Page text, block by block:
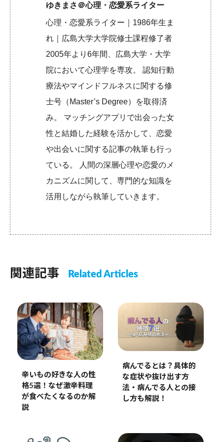
ゆきまさ＠心理・恋愛系ライター
心理・恋愛系ライター｜1986年生ま
れ｜広島大学大学院修士課程修了者
2005年より6年間、広島大学・大学
院において心理学を専攻。 認知行動
療法やマインドフルネスに関する修
士号（Master’s Degree）を取得済
み。 マッチングアプリで出会った女
性と結婚した経験を活かして、恋愛
や出会いに関する記事の執筆も行っ
ている。 人間の深層心理や恋愛のメ
カニズムに関して、専門的な知識を
活用しながら執筆していきます。
関連記事 Related Articles
辛いもの好きな人の性
格5選！なぜ激辛料理
が食べたくなるのか解
説
病んでるとは？具体的
な症状や抜け出す方
法・病んでる人との接
し方も解説！